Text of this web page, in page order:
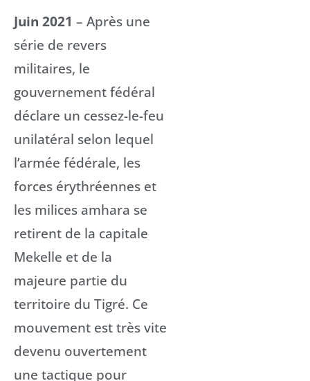
Juin 2021 – Après une
série de revers
militaires, le
gouvernement fédéral
déclare un cessez-le-feu
unilatéral selon lequel
l’armée fédérale, les
forces érythréennes et
les milices amhara se
retirent de la capitale
Mekelle et de la
majeure partie du
territoire du Tigré. Ce
mouvement est très vite
devenu ouvertement
une tactique pour